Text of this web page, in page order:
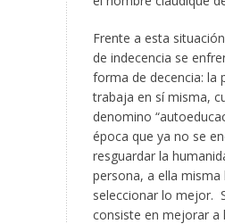
Frente a esta
de indecencia se
forma de decencia: la
trabaja en sí misma,
denomino
época que ya no se
resguardar la
persona, a ella misma
seleccionar lo mejor.
consiste en mejorar a